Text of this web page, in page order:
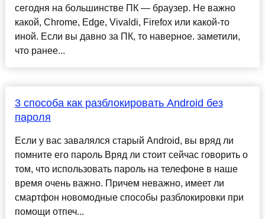
сегодня на большинстве ПК — браузер. Не важно
какой, Chrome, Edge, Vivaldi, Firefox или какой-то
иной. Если вы давно за ПК, то наверное. заметили,
что ранее...
3 способа как разблокировать Android без
пароля
Если у вас завалялся старый Android, вы вряд ли
помните его пароль Вряд ли стоит сейчас говорить о
том, что использовать пароль на телефоне в наше
время очень важно. Причем неважно, имеет ли
смартфон новомодные способы разблокировки при
помощи отпеч...